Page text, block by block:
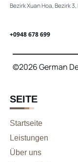
SEITE
Startseite
Leistungen
Über uns
Bezirk Xuan Hoa, Bezirk
+0948 678 699
©2026 German